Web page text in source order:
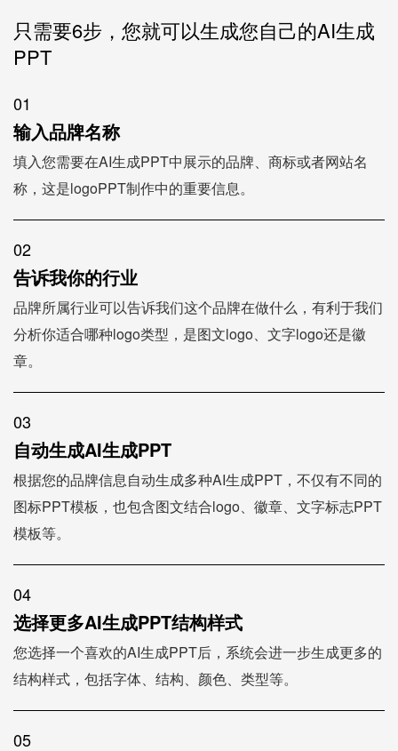
只需要6步，您就可以生成您自己的AI生成
PPT
01
输入品牌名称
填入您需要在AI生成PPT中展示的品牌、商标或者网站名
称，这是logoPPT制作中的重要信息。
02
告诉我你的行业
品牌所属行业可以告诉我们这个品牌在做什么，有利于我们
分析你适合哪种logo类型，是图文logo、文字logo还是徽
章。
03
自动生成AI生成PPT
根据您的品牌信息自动生成多种AI生成PPT，不仅有不同的
图标PPT模板，也包含图文结合logo、徽章、文字标志PPT
模板等。
04
选择更多AI生成PPT结构样式
您选择一个喜欢的AI生成PPT后，系统会进一步生成更多的
结构样式，包括字体、结构、颜色、类型等。
05